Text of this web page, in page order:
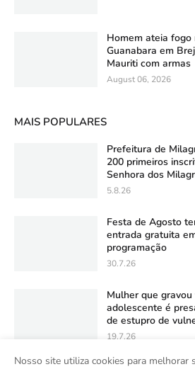
Homem ateia fogo
Guanabara em
Mauriti com armas
August 06, 2026
MAIS POPULARES
Prefeitura de
200 primeiros
Senhora dos
5.8.26
Festa de Agosto
entrada gratuita
programação
30.7.26
Mulher que
adolescente é
de estupro de
19.7.26
Nosso site utiliza cookies para melhorar